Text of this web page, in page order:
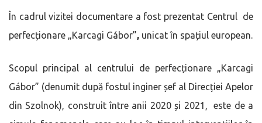
În cadrul vizitei documentare a fost prezentat Centrul de
perfecționare „Karcagi Gábor”, unicat în spațiul european.
Scopul principal al centrului de perfecționare „Karcagi
Gábor” (denumit după fostul inginer șef al Direcției Apelor
din Szolnok), construit între anii 2020 și 2021, este de a